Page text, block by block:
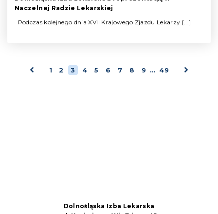
Naczelnej Radzie Lekarskiej
Podczas kolejnego dnia XVll Krajowego Zjazdu Lekarzy [...]
1 2 3 4 5 6 7 8 9 … 49
Dolnośląska Izba Lekarska